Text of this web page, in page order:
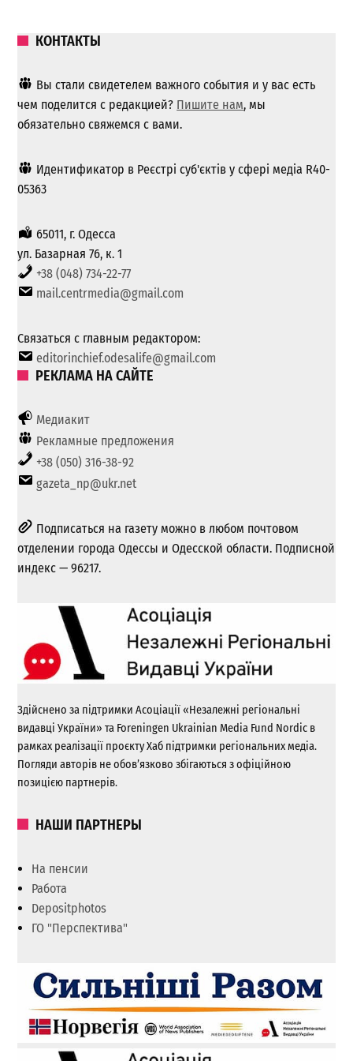
КОНТАКТЫ
Вы стали свидетелем важного события и у вас есть
чем поделится с редакцией? Пишите нам, мы
обязательно свяжемся с вами.
Идентификатор в Реєстрі суб'єктів у сфері медіа R40-
05363
65011, г. Одесса
ул. Базарная 76, к. 1
+38 (048) 734-22-77
mail.centrmedia@gmail.com
Связаться с главным редактором:
editorinchief.odesalife@gmail.com
РЕКЛАМА НА САЙТЕ
Медиакит
Рекламные предложения
+38 (050) 316-38-92
gazeta_np@ukr.net
Подписаться на газету можно в любом почтовом
отделении города Одессы и Одесской области. Подписной
индекс — 96217.
Здійснено за підтримки Асоціації «Незалежні регіональні
видавці України» та Foreningen Ukrainian Media Fund Nordic в
рамках реалізації проєкту Хаб підтримки регіональних медіа.
Погляди авторів не обов’язково збігаються з офіційною
позицією партнерів.
НАШИ ПАРТНЕРЫ
На пенсии
Работа
Depositphotos
ГО "Перспектива"